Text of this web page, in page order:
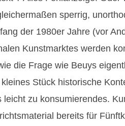
sperrig,
der 1980er Jahre (vor
Kunstmarktes werden
die Frage wie Beuys
Stück historische
leicht zu konsumierendes.
bereits für